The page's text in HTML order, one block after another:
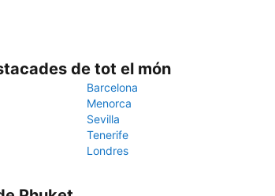
de tot el món
Barcelona
Menorca
Sevilla
Tenerife
Londres